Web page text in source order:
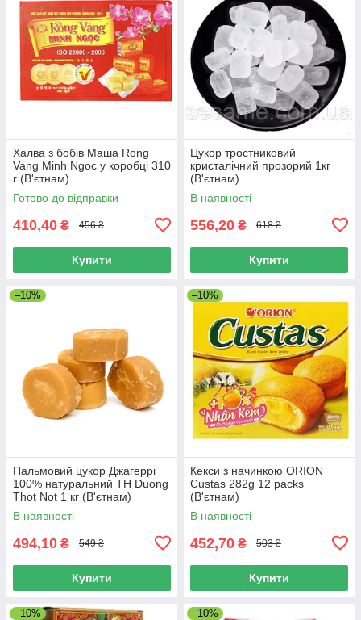
Халва з бобів Маша Rong
Vang Minh Ngoc у коробці 310
г (В'єтнам)
Готово до відправки
410,40 ₴ 456 ₴
Купити
Цукор тростниковий
кристалічний прозорий 1кг
(В'єтнам)
В наявності
556,20 ₴ 618 ₴
Купити
–10%
Пальмовий цукор Джагеррі
100% натуральний TH Duong
Thot Not 1 кг (В'єтнам)
В наявності
494,10 ₴ 549 ₴
Купити
–10%
Кекси з начинкою ORION
Custas 282g 12 packs
(В'єтнам)
В наявності
452,70 ₴ 503 ₴
Купити
–10% –10%